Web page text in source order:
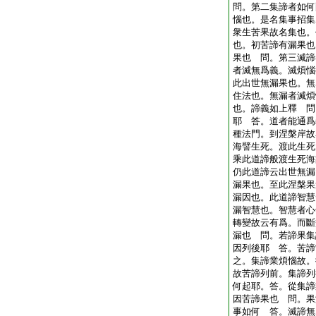
問。第二集諦者如
惱也。是名集事招
衆生苦果故名集也
也。初苦諦有漏果
果也 問。第三滅
者滅無爲義。滅煩
此出世無漏果也。
住法也。無漏者滅
也。諦義如上釋 問
耶 答。道者能通爲
種法門。到涅槃岸
海譬生死。渡此生
乘此道諦般渡生死
仍此道諦云出世無
漏果也。至此涅槃
漏因也。此道諦智
漏智慧也。智慧者
轉變故云有爲。而
漏也 問。若諦果集
因列後耶 答。苦諦
之。集諦業煩惱故
故苦諦列前。集諦
何起耶。答。從集
因苦諦果也 問。果
事如何 答。滅諦無